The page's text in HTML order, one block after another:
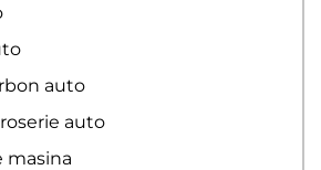
auto
auto
masina